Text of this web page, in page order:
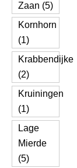
Zaan (5)
Kornhorn
(1)
Krabbendijke
(2)
Kruiningen
(1)
Lage
Mierde
(5)